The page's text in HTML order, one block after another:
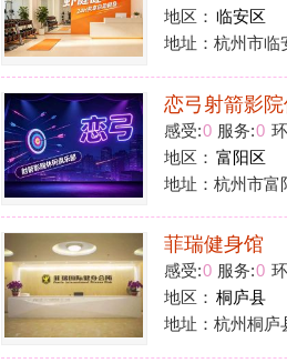
菲瑞健身馆
感受: 服务: 环境: 0性
地区：桐庐县
地址：杭州桐庐县城学圣
卿玺射击射箭俱乐部
感受: 0 服务: 0 环境:0性价
地区：淳安县
泳乐恒温游泳馆
感受: 0服务: 0 环境: 0 性
地区：建德市
地址：杭州市建德市新安